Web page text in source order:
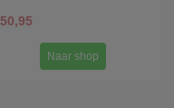
50,95
Naar shop